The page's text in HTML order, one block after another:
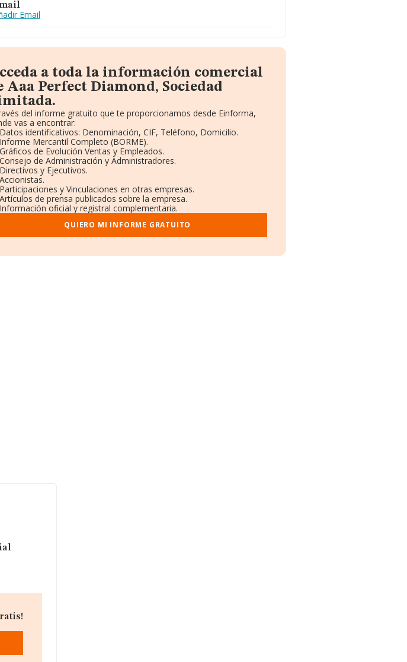
Email
a toda la información comercial
Aaa Perfect Diamond, Sociedad
del informe gratuito que te proporcionamos desde Einforma,
vas a encontrar:
Datos identificativos: Denominación, CIF, Teléfono, Domicilio.
Informe Mercantil Completo (BORME).
Gráficos de Evolución Ventas y Empleados.
Consejo de Administración y Administradores.
Directivos y Ejecutivos.
Accionistas.
Participaciones y Vinculaciones en otras empresas.
Artículos de prensa publicados sobre la empresa.
Información oficial y registral complementaria.
QUIERO MI INFORME GRATUITO